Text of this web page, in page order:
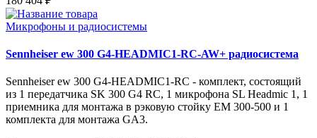
Микрофоны и радиосистемы
Sennheiser ew 300 G4-HEADMIC1-RC-AW+ радиосистема
Sennheiser ew 300 G4-HEADMIC1-RC - комплект, состоящий
из 1 передатчика SK 300 G4 RC, 1 микрофона SL Headmic 1, 1
приемника для монтажа в рэковую стойку EM 300-500 и 1
комплекта для монтажа GA3.